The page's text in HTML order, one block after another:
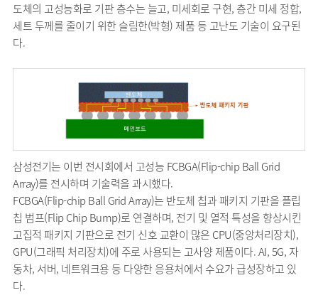
도체의 고성능화로 기판 층수는 늘고, 미세회로 구현, 층간 미세 정합,
세트 두께를 줄이기 위한 슬림한(박형) 제품 등 고난도 기술이 요구된
다.
삼성전기는 이번 전시회에서 고성능 FCBGA(Flip-chip Ball Grid
Array)를 전시하며 기술력을 과시했다.
FCBGA(Flip-chip Ball Grid Array)는 반도체 칩과 패키지 기판을 플립
칩 범프(Flip Chip Bump)로 연결하며, 전기 및 열적 특성을 향상시킨
고집적 패키지 기판으로 전기 신호 교환이 많은 CPU(중앙처리장치),
GPU(그래픽 처리장치)에 주로 사용되는 고사양 제품이다. AI, 5G, 자
동차, 서버, 네트워크용 등 다양한 응용처에서 수요가 급성장하고 있
다.